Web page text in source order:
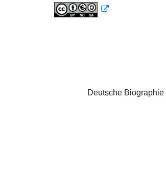
Deutsche Biographie